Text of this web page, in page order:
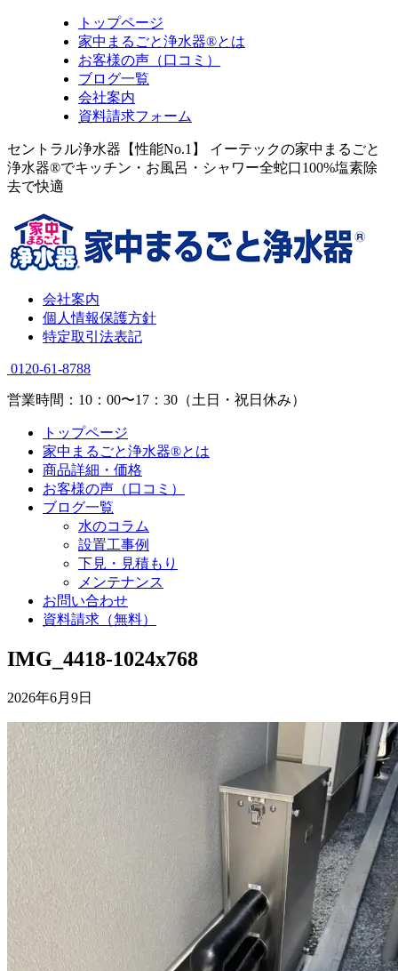
トップページ
家中まるごと浄水器®とは
お客様の声（口コミ）
ブログ一覧
会社案内
資料請求フォーム
セントラル浄水器【性能No.1】 イーテックの家中まるごと
浄水器®でキッチン・お風呂・シャワー全蛇口100%塩素除
去で快適
会社案内
個人情報保護方針
特定取引法表記
0120-61-8788
営業時間：10：00〜17：30（土日・祝日休み）
トップページ
家中まるごと浄水器®とは
商品詳細・価格
お客様の声（口コミ）
ブログ一覧
水のコラム
設置工事例
下見・見積もり
メンテナンス
お問い合わせ
資料請求（無料）
IMG_4418-1024x768
2026年6月9日